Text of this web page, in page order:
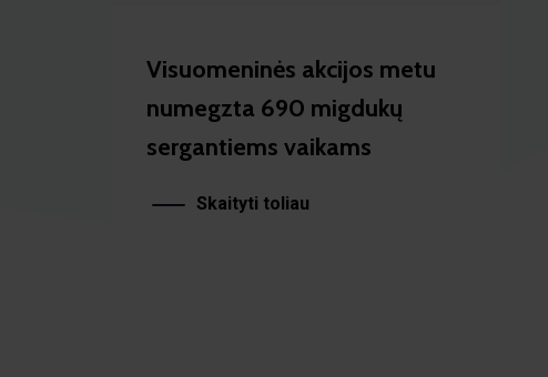
Visuomeninės akcijos metu
numegzta 690 migdukų
sergantiems vaikams
Skaityti toliau